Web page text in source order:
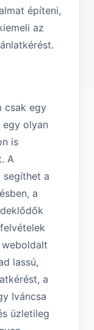
építeni,
az
csak egy
egy olyan
is
A
a
a
weboldalt
lassú,
a
Iváncsa
üzletileg